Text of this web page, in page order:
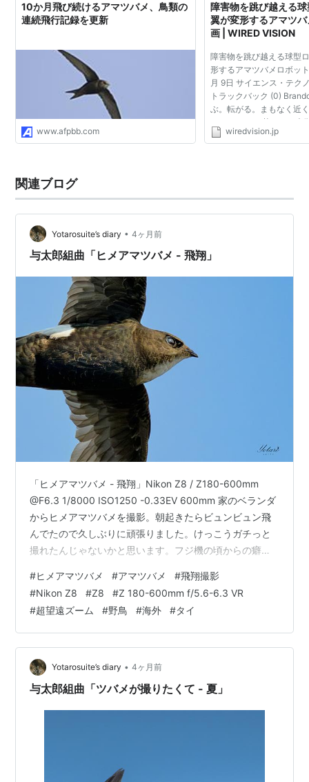
10か月飛び続けるアマツバメ、鳥類の
連続飛行記録を更新
www.afpbb.com
障害物を跳び越える
翼が変形するアマツ
画 | WIRED VISION
障害物を跳び越える球型
形するアマツバメロボッ
月 9日 サイエンス・テク
トラックバック (0)
ぶ。転がる。まもなく近
もしれない。 英バース
ックス(生体模倣技術)を
wiredvision.jp
関連ブログ
Yotarosuite’s diary • 4ヶ月前
与太郎組曲「ヒメアマツバメ - 飛翔」
「ヒメアマツバメ - 飛翔」Nikon Z8 / Z180-600mm
@F6.3 1/8000 ISO1250 -0.33EV 600mm 家のベランダ
からヒメアマツバメを撮影。朝起きたらビュンビュン飛
んでたので久しぶりに頑張りました。けっこうガチっと
撮れたんじゃないかと思います。フジ機の頃からの癖で
が、いろいろ試してみて、ISO固定で少し露出が上がって
も光の情報を入れるだけ入れて明るく撮った方が、Z8で
はしっかり解像してくれる感覚がありました。 「ヒメア
マツバメ - 飛翔」photo by yotarosuite（2026/4/4撮
影） ▼…
#ヒメアマツバメ #アマツバメ #飛翔撮影
#Nikon Z8 #Z8 #Z 180-600mm f/5.6-6.3 VR
#超望遠ズーム #野鳥 #海外 #タイ
Yotarosuite’s diary • 4ヶ月前
与太郎組曲「ツバメが撮りたくて - 夏」